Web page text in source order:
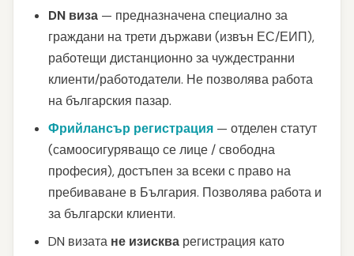
DN виза — предназначена специално за
граждани на трети държави (извън ЕС/ЕИП),
работещи дистанционно за чуждестранни
клиенти/работодатели. Не позволява работа
на българския пазар.
Фрийлансър регистрация — отделен статут
(самоосигуряващо се лице / свободна
професия), достъпен за всеки с право на
пребиваване в България. Позволява работа и
за български клиенти.
DN визата не изисква регистрация като